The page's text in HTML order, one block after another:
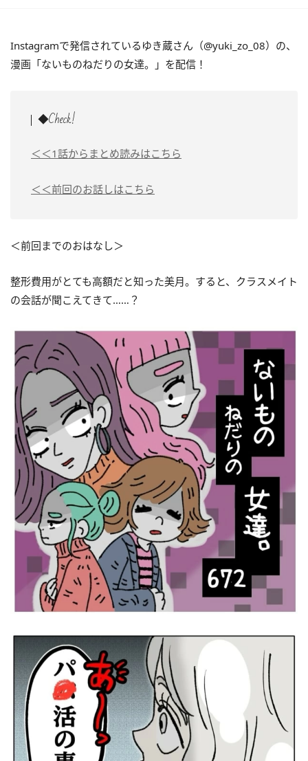
Instagramで発信されているゆき蔵さん（@yuki_zo_08）の、
漫画「ないものねだりの女達。」を配信！
◆Check!
＜＜1話からまとめ読みはこちら
＜＜前回のお話しはこちら
＜前回までのおはなし＞
整形費用がとても高額だと知った美月。すると、クラスメイト
の会話が聞こえてきて……？